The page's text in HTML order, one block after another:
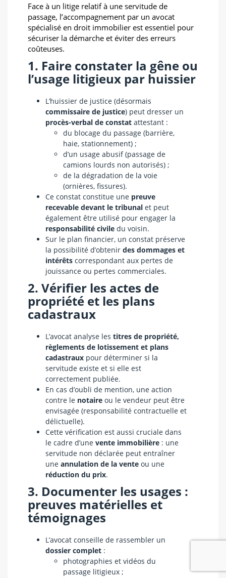
Face à un litige relatif à une servitude de
passage, l’accompagnement par un avocat
spécialisé en droit immobilier est essentiel pour
sécuriser la démarche et éviter des erreurs
coûteuses.
1. Faire constater la gêne ou
l’usage litigieux par huissier
L’huissier de justice (désormais
commissaire de justice) peut dresser un
procès-verbal de constat attestant :
du blocage du passage (barrière,
haie, stationnement) ;
d’un usage abusif (passage de
camions lourds non autorisés) ;
de la dégradation de la voie
(ornières, fissures).
Ce constat constitue une preuve
recevable devant le tribunal et peut
également être utilisé pour engager la
responsabilité civile du voisin.
Sur le plan financier, un constat préserve
la possibilité d’obtenir des dommages et
intérêts correspondant aux pertes de
jouissance ou pertes commerciales.
2. Vérifier les actes de
propriété et les plans
cadastraux
L’avocat analyse les titres de propriété,
règlements de lotissement et plans
cadastraux pour déterminer si la
servitude existe et si elle est
correctement publiée.
En cas d’oubli de mention, une action
contre le notaire ou le vendeur peut être
envisagée (responsabilité contractuelle et
délictuelle).
Cette vérification est aussi cruciale dans
le cadre d’une vente immobilière : une
servitude non déclarée peut entraîner
une annulation de la vente ou une
réduction du prix.
3. Documenter les usages :
preuves matérielles et
témoignages
L’avocat conseille de rassembler un
dossier complet :
photographies et vidéos du
passage litigieux ;